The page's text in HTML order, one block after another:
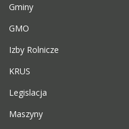
Gminy
GMO
Izby Rolnicze
KRUS
Legislacja
Maszyny